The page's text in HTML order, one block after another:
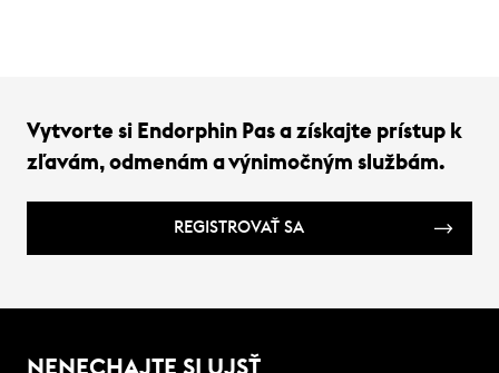
Vytvorte si Endorphin Pas a získajte prístup k
zľavám, odmenám a výnimočným službám.
REGISTROVAŤ SA
NENECHAJTE SI UJSŤ